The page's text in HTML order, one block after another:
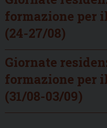
formazione per
(24-27/08)
Giornate
formazione per
(31/08-03/09)